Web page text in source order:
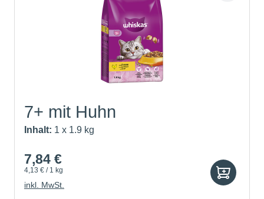
7+ mit Huhn
Inhalt: 1 x 1.9 kg
7,84 €
4,13 € / 1 kg
inkl. MwSt.